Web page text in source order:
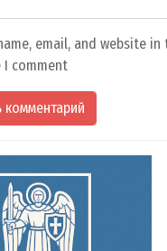
email, and website
I comment